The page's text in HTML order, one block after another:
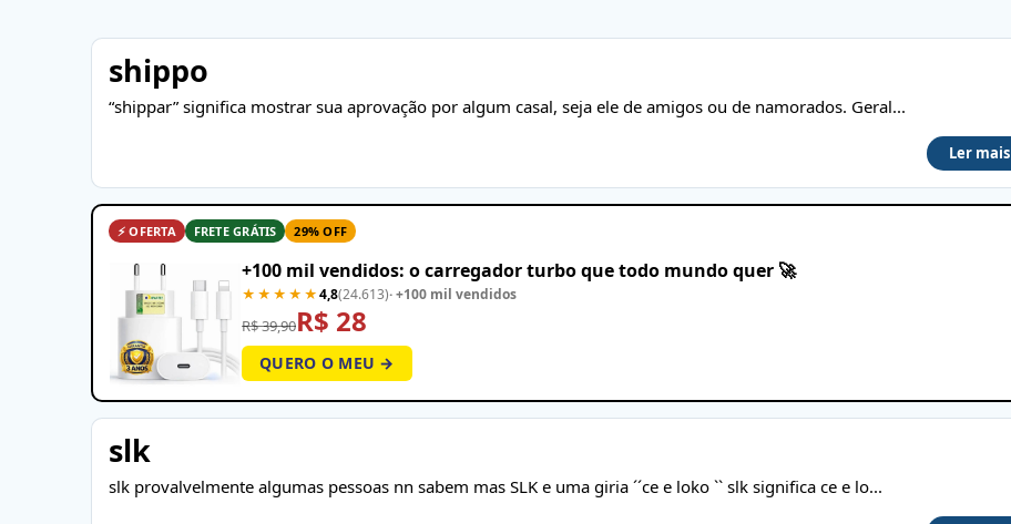
shippo
“shippar” significa mostrar sua aprovação por algum casal, seja ele de amigos ou de namorados. Geral...
Ler mais
⚡ OFERTA FRETE GRÁTIS 29% OFF
+100 mil vendidos: o carregador turbo que todo mundo quer 🚀
★★★★★4,8(24.613)· +100 mil vendidos
R$ 39,90R$ 28
QUERO O MEU →
slk
slk provalvelmente algumas pessoas nn sabem mas SLK e uma giria ´´ce e loko `` slk significa ce e lo...